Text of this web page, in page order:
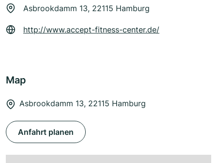
Asbrookdamm 13, 22115 Hamburg
http://www.accept-fitness-center.de/
Map
Asbrookdamm 13, 22115 Hamburg
Anfahrt planen